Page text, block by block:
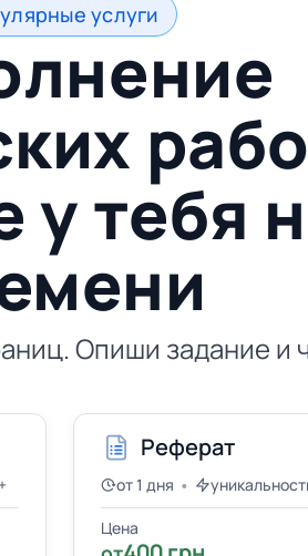
услуги
у тебя
Опиши задание и
Реферат
от 1 дня •
Цена